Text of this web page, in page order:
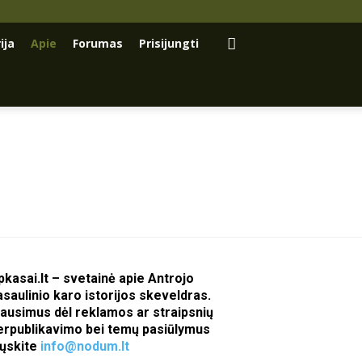
Apie Forumas Prisijungti
– svetainė apie Antrojo
karo istorijos skeveldras.
dėl reklamos ar straipsnių
bei temų pasiūlymus
info@nodum.lt